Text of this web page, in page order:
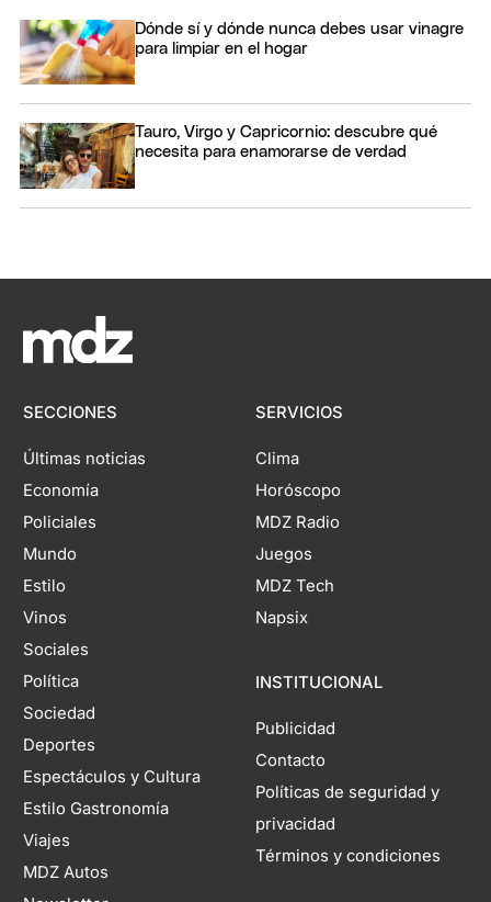
Dónde sí y dónde nunca debes usar vinagre
para limpiar en el hogar
Tauro, Virgo y Capricornio: descubre qué
necesita para enamorarse de verdad
SECCIONES
Últimas noticias
Economía
Policiales
Mundo
Estilo
Vinos
Sociales
Política
Sociedad
Deportes
Espectáculos y Cultura
Estilo Gastronomía
Viajes
MDZ Autos
SERVICIOS
Clima
Horóscopo
MDZ Radio
Juegos
MDZ Tech
Napsix
INSTITUCIONAL
Publicidad
Contacto
Políticas de seguridad y
privacidad
Términos y condiciones